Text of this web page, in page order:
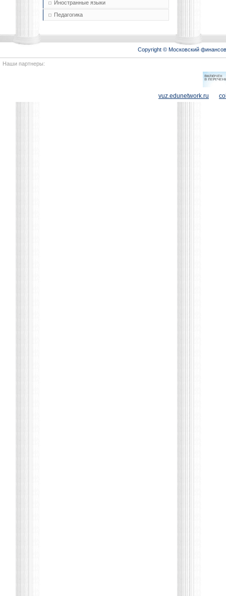
Иностранные языки
Педагогика
Copyright © Московский
Наши партнеры:
vuz.edunetwork.ru